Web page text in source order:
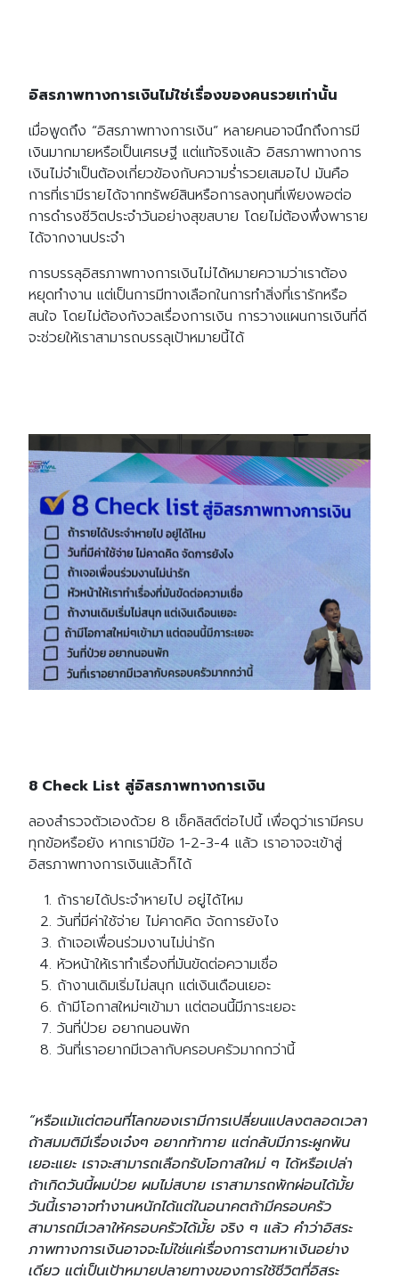
อิสรภาพทางการเงินไม่ใช่เรื่องของคนรวยเท่านั้น
เมื่อพูดถึง “อิสรภาพทางการเงิน” หลายคนอาจนึกถึงการมี
เงินมากมายหรือเป็นเศรษฐี แต่แท้จริงแล้ว อิสรภาพทางการ
เงินไม่จำเป็นต้องเกี่ยวข้องกับความร่ำรวยเสมอไป มันคือ
การที่เรามีรายได้จากทรัพย์สินหรือการลงทุนที่เพียงพอต่อ
การดำรงชีวิตประจำวันอย่างสุขสบาย โดยไม่ต้องพึ่งพาราย
ได้จากงานประจำ
การบรรลุอิสรภาพทางการเงินไม่ได้หมายความว่าเราต้อง
หยุดทำงาน แต่เป็นการมีทางเลือกในการทำสิ่งที่เรารักหรือ
สนใจ โดยไม่ต้องกังวลเรื่องการเงิน การวางแผนการเงินที่ดี
จะช่วยให้เราสามารถบรรลุเป้าหมายนี้ได้
8 Check List สู่อิสรภาพทางการเงิน
ลองสำรวจตัวเองด้วย 8 เช็คลิสต์ต่อไปนี้ เพื่อดูว่าเรามีครบ
ทุกข้อหรือยัง หากเรามีข้อ 1-2-3-4 แล้ว เราอาจจะเข้าสู่
อิสรภาพทางการเงินแล้วก็ได้
ถ้ารายได้ประจำหายไป อยู่ได้ไหม
วันที่มีค่าใช้จ่าย ไม่คาดคิด จัดการยังไง
ถ้าเจอเพื่อนร่วมงานไม่น่ารัก
หัวหน้าให้เราทำเรื่องที่มันขัดต่อความเชื่อ
ถ้างานเดิมเริ่มไม่สนุก แต่เงินเดือนเยอะ
ถ้ามีโอกาสใหม่ๆเข้ามา แต่ตอนนี้มีภาระเยอะ
วันที่ป่วย อยากนอนพัก
วันที่เราอยากมีเวลากับครอบครัวมากกว่านี้
“หรือแม้แต่ตอนที่โลกของเรามีการเปลี่ยนแปลงตลอดเวลา
ถ้าสมมติมีเรื่องเจ๋งๆ อยากท้าทาย แต่กลับมีภาระผูกพัน
เยอะแยะ เราจะสามารถเลือกรับโอกาสใหม่ ๆ ได้หรือเปล่า
ถ้าเกิดวันนี้ผมป่วย ผมไม่สบาย เราสามารถพักผ่อนได้มั้ย
วันนี้เราอาจทำงานหนักได้แต่ในอนาคตถ้ามีครอบครัว
สามารถมีเวลาให้ครอบครัวได้มั้ย จริง ๆ แล้ว คำว่าอิสระ
ภาพทางการเงินอาจจะไม่ใช่แค่เรื่องการตามหาเงินอย่าง
เดียว แต่เป็นเป้าหมายปลายทางของการใช้ชีวิตที่อิสระ